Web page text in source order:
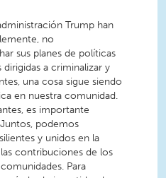
Trump han
no
sus planes de políticas
a criminalizar y
una cosa sigue siendo
en nuestra comunidad.
es importante
podemos
y unidos en la
contribuciones de los
Para